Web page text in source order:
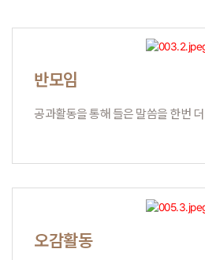
반모임
공과활동을 통해 들은 말씀을 한번
오감활동